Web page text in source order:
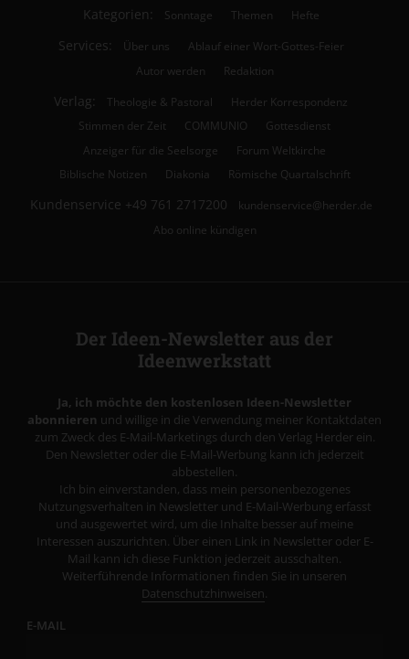
Kategorien: Sonntage Themen Hefte
Services: Über uns
Ablauf einer Wort-Gottes-Feier
Autor werden
Redaktion
Verlag: Theologie & Pastoral
Herder Korrespondenz
Stimmen der Zeit
COMMUNIO
Gottesdienst
Anzeiger für die Seelsorge
Forum Weltkirche
Biblische Notizen
Diakonia Römische Quartalschrift
Kundenservice +49 761 2717200
kundenservice@herder.de
Abo online kündigen
Der Ideen-Newsletter aus der
Ideenwerkstatt
Ja, ich möchte den kostenlosen Ideen-Newsletter
abonnieren und willige in die Verwendung meiner Kontaktdaten
zum Zweck des E-Mail-Marketings durch den Verlag Herder ein.
Den Newsletter oder die E-Mail-Werbung kann ich jederzeit
abbestellen.
Ich bin einverstanden, dass mein personenbezogenes
Nutzungsverhalten in Newsletter und E-Mail-Werbung erfasst
und ausgewertet wird, um die Inhalte besser auf meine
Interessen auszurichten. Über einen Link in Newsletter oder E-
Mail kann ich diese Funktion jederzeit ausschalten.
Weiterführende Informationen finden Sie in unseren
Datenschutzhinweisen
E-MAIL